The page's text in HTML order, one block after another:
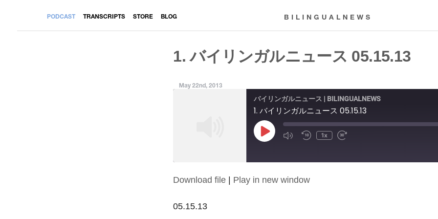
PODCAST TRANSCRIPTS STORE BLOG BILINGUALNEWS
1. バイリンガルニュース 05.15.13
May 22nd, 2013
バイリンガルニュース | BILINGUALNEWS
1. バイリンガルニュース 05.15.13
Play
Episode
1x
SHARE
LINK
Download file | Play in new window
05.15.13